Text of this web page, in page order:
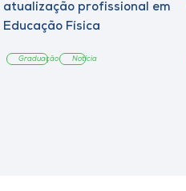
atualização profissional em
Educação Física
Graduação Notícia